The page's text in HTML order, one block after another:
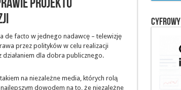
de facto w jednego nadawcę – telewizję
przez polityków w celu realizacji
działaniem dla dobra publicznego.
na niezależne media, których rolą
dowodem na to, że niezależne